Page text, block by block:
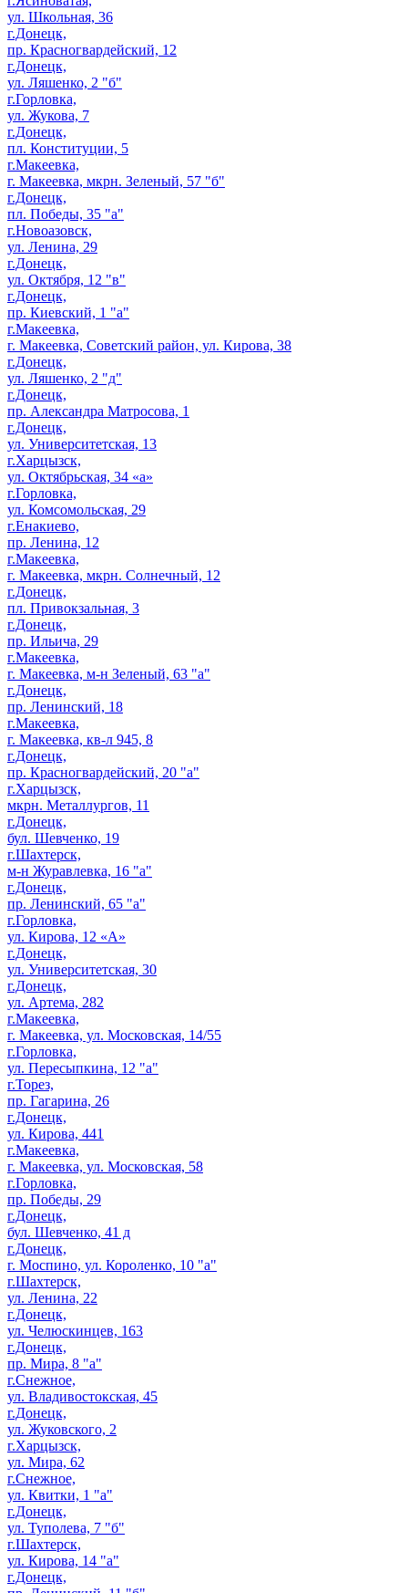
ул. Школьная, 36
г.Донецк,
пр. Красногвардейский, 12
г.Донецк,
ул. Ляшенко, 2 "б"
г.Горловка,
ул. Жукова, 7
г.Донецк,
пл. Конституции, 5
г.Макеевка,
г. Макеевка, мкрн. Зеленый, 57 "б"
г.Донецк,
пл. Победы, 35 "а"
г.Новоазовск,
ул. Ленина, 29
г.Донецк,
ул. Октября, 12 "в"
г.Донецк,
пр. Киевский, 1 "а"
г.Макеевка,
г. Макеевка, Советский район, ул. Кирова, 38
г.Донецк,
ул. Ляшенко, 2 "д"
г.Донецк,
пр. Александра Матросова, 1
г.Донецк,
ул. Университетская, 13
г.Харцызск,
ул. Октябрьская, 34 «а»
г.Горловка,
ул. Комсомольская, 29
г.Енакиево,
пр. Ленина, 12
г.Макеевка,
г. Макеевка, мкрн. Солнечный, 12
г.Донецк,
пл. Привокзальная, 3
г.Донецк,
пр. Ильича, 29
г.Макеевка,
г. Макеевка, м-н Зеленый, 63 "а"
г.Донецк,
пр. Ленинский, 18
г.Макеевка,
г. Макеевка, кв-л 945, 8
г.Донецк,
пр. Красногвардейский, 20 "а"
г.Харцызск,
мкрн. Металлургов, 11
г.Донецк,
бул. Шевченко, 19
г.Шахтерск,
м-н Журавлевка, 16 "а"
г.Донецк,
пр. Ленинский, 65 "а"
г.Горловка,
ул. Кирова, 12 «А»
г.Донецк,
ул. Университетская, 30
г.Донецк,
ул. Артема, 282
г.Макеевка,
г. Макеевка, ул. Московская, 14/55
г.Горловка,
ул. Пересыпкина, 12 "а"
г.Торез,
пр. Гагарина, 26
г.Донецк,
ул. Кирова, 441
г.Макеевка,
г. Макеевка, ул. Московская, 58
г.Горловка,
пр. Победы, 29
г.Донецк,
бул. Шевченко, 41 д
г.Донецк,
г. Моспино, ул. Короленко, 10 "а"
г.Шахтерск,
ул. Ленина, 22
г.Донецк,
ул. Челюскинцев, 163
г.Донецк,
пр. Мира, 8 "а"
г.Снежное,
ул. Владивостокская, 45
г.Донецк,
ул. Жуковского, 2
г.Харцызск,
ул. Мира, 62
г.Снежное,
ул. Квитки, 1 "а"
г.Донецк,
ул. Туполева, 7 "б"
г.Шахтерск,
ул. Кирова, 14 "а"
г.Донецк,